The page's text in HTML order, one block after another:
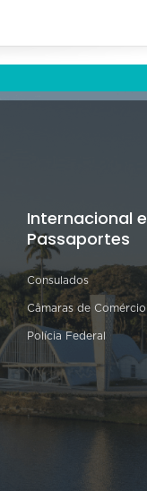
Internacional e
Passaportes
Consulados
Câmaras de Comércio
Polícia Federal